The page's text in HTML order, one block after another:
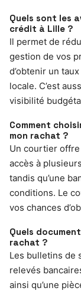
Quels sont les
crédit à Lille ?
Il permet de
gestion de vos
d’obtenir un
locale. C’est
visibilité
Comment
mon rachat ?
Un courtier
accès à
tandis qu’une
conditions. Le
vos chances
Quels
rachat ?
Les bulletins de
relevés
ainsi qu’une